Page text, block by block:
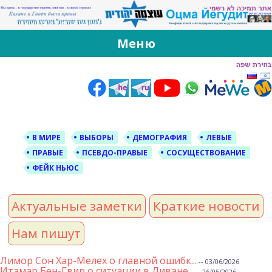
За Оцма Йегудит
עוצמה יהודית ברוסית ובעברית
Меню
В МИРЕ ВЫБОРЫ ДЕМОГРАФИЯ
ЛЕВЫЕ
ПРАВЫЕ
ПСЕВДО-ПРАВЫЕ
СОСУЩЕСТВОВАНИЕ
ФЕЙК НЬЮС
Актуальные заметки
Краткие новости
Нам пишут
Лимор Сон Хар-Мелех о главной ошибк... -- 03/06/2026